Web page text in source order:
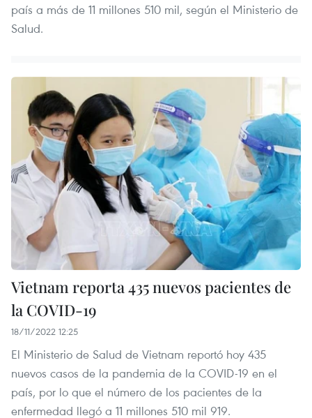
país a más de 11 millones 510 mil, según el Ministerio de
Salud.
Vietnam reporta 435 nuevos pacientes de
la COVID-19
18/11/2022 12:25
El Ministerio de Salud de Vietnam reportó hoy 435
nuevos casos de la pandemia de la COVID-19 en el
país, por lo que el número de los pacientes de la
enfermedad llegó a 11 millones 510 mil 919.